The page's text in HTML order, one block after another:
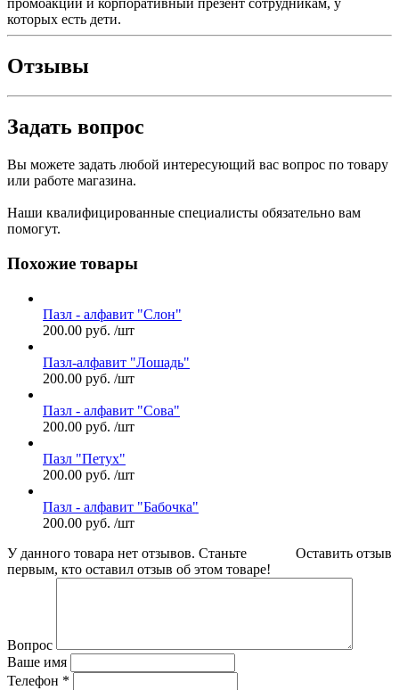
которых есть дети.
Отзывы
Задать вопрос
Вы можете задать любой интересующий вас вопрос по товару
или работе магазина.
Наши квалифицированные специалисты обязательно вам
помогут.
Похожие товары
Пазл - алфавит "Слон"
200.00 руб. /шт
Пазл-алфавит "Лошадь"
200.00 руб. /шт
Пазл - алфавит "Сова"
200.00 руб. /шт
Пазл "Петух"
200.00 руб. /шт
Пазл - алфавит "Бабочка"
200.00 руб. /шт
Оставить отзыв
У данного товара нет отзывов. Станьте
первым, кто оставил отзыв об этом товаре!
Вопрос
Ваше имя
Телефон *